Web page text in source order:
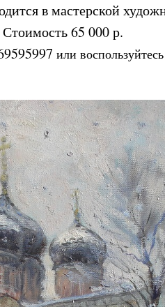
в мастерской
Стоимость 65 000 р.
или